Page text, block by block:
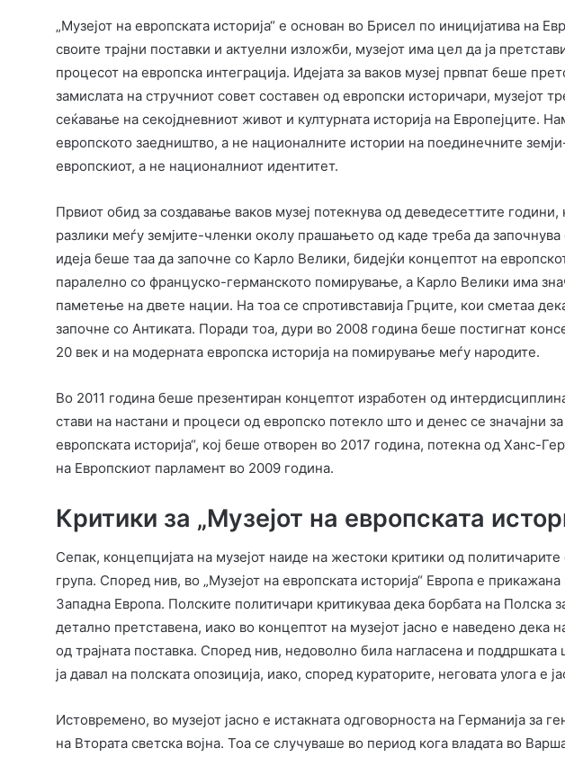
„Музејот на европската историја“ е основан во Брисел по иницијатива на
своите трајни поставки и актуелни изложби, музејот има цел да ја
процесот на европска интеграција. Идејата за ваков музеј првпат беше
замислата на стручниот совет составен од европски историчари, музејот
сеќавање на секојдневниот живот и културната историја на Европејците.
европското заедништво, а не националните истории на поединечните
европскиот, а не националниот идентитет.
Првиот обид за создавање ваков музеј потекнува од деведесеттите
разлики меѓу земјите-членки околу прашањето од каде треба да започнува
идеја беше таа да започне со Карло Велики, бидејќи концептот на
паралелно со француско-германското помирување, а Карло Велики има
паметење на двете нации. На тоа се спротивставија Грците, кои сметаа
започне со Антиката. Поради тоа, дури во 2008 година беше постигнат
20 век и на модерната европска историја на помирување меѓу народите.
Во 2011 година беше презентиран концептот изработен од
стави на настани и процеси од европско потекло што и денес се значајни за
европската историја“, кој беше отворен во 2017 година, потекна од Ханс-
на Европскиот парламент во 2009 година.
Критики за „Музејот на европската
Сепак, концепцијата на музејот наиде на жестоки критики од
група. Според нив, во „Музејот на европската историја“ Европа е
Западна Европа. Полските политичари критикуваа дека борбата на Полска
детално претставена, иако во концептот на музејот јасно е наведено дека
од трајната поставка. Според нив, недоволно била нагласена и
ја давал на полската опозиција, иако, според кураторите, неговата улога е
Истовремено, во музејот јасно е истакната одговорноста на Германија за
на Втората светска војна. Тоа се случуваше во период кога владата во